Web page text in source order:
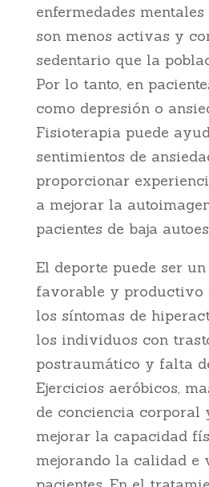
enfermedades
son menos activas y
sedentario que la
Por lo tanto, en
como depresión o
Fisioterapia puede
sentimientos de
proporcionar
a mejorar la
pacientes de baja
El deporte puede ser
favorable y productivo
los síntomas de
los individuos con
postraumático y falta
Ejercicios aeróbicos,
de conciencia corporal
mejorar la capacidad
mejorando la calidad e